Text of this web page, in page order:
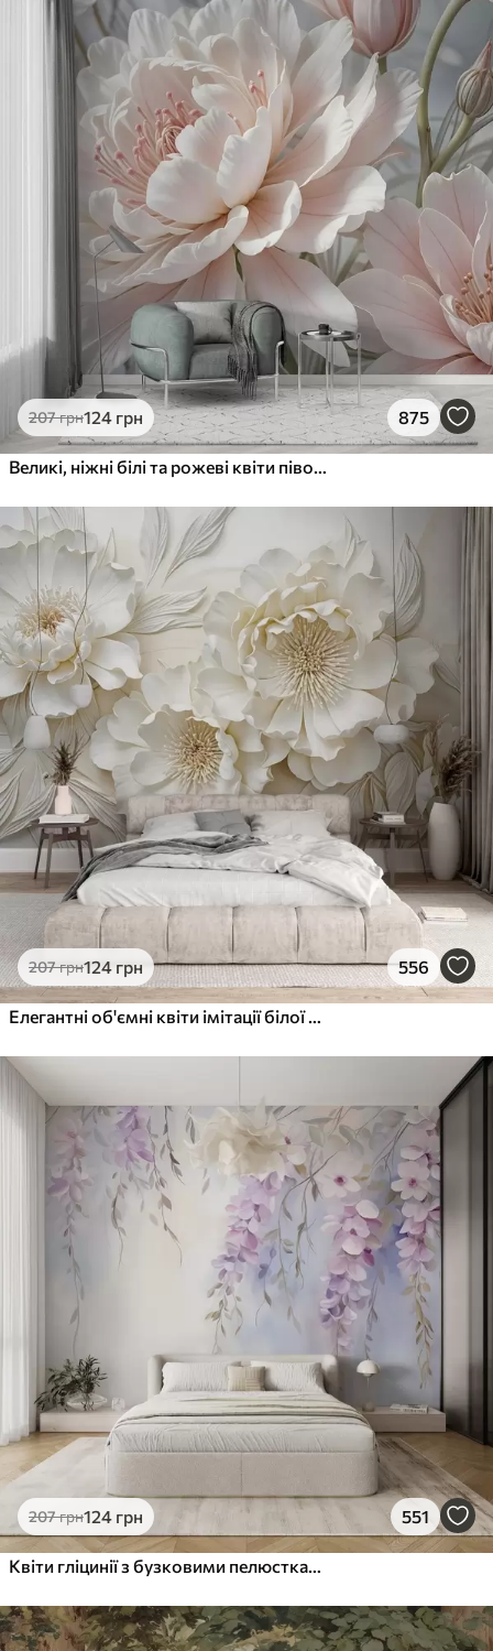
207грн124 грн 875
207грн124 грн 556
207грн124 грн 551